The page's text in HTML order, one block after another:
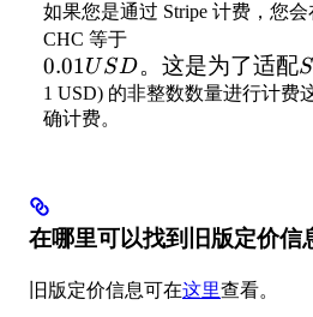
如果您是通过 Stripe 计费，您会
CHC 等于
USD。
这是为
准
(1
0.01USD。这是为了适配
1 USD) 的非整数数量进行计费
确计费。
在哪里可以找到旧版定价信
旧版定价信息可在这里查看。